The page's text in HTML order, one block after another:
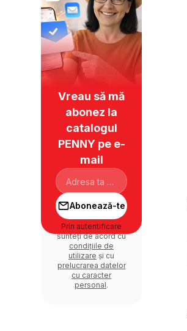
Vreau să mă
abonez la
catalogul
PENNY pe e-
mail
Abonează-te
Prin autentificare
sunteți de acord cu
condițiile de
utilizare și cu
prelucrarea datelor
cu caracter
personal.